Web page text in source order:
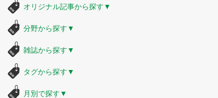
オリジナル記事から探す ▼
分野から探す ▼
雑誌から探す ▼
タグから探す ▼
月別で探す ▼